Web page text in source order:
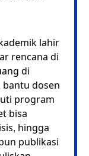
lahir
rencana di
di
dosen
program
bisa
hingga
publikasi